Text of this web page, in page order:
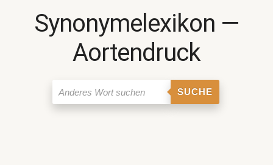
Synonymelexikon ―
Aortendruck
SUCHE